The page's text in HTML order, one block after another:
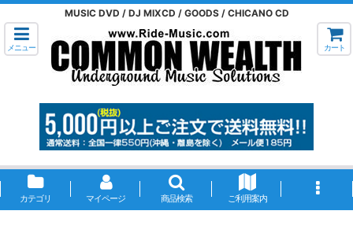
MUSIC DVD / DJ MIXCD / GOODS / CHICANO CD
メニュー カート
カテゴリ マイページ 商品検索 ご利用案内